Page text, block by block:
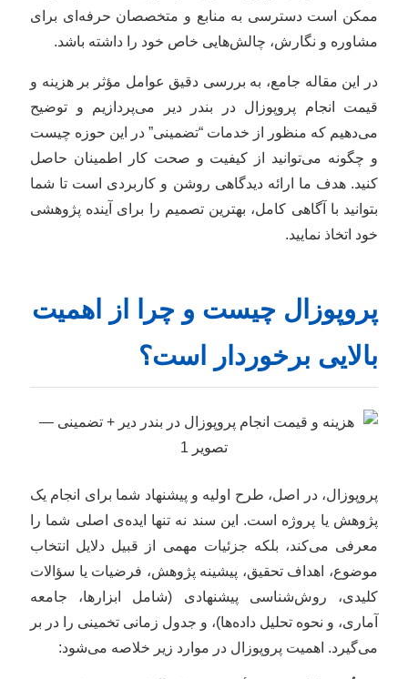
ممکن است دسترسی به منابع و متخصصان حرفه‌ای برای
مشاوره و نگارش، چالش‌هایی خاص خود را داشته باشد.
در این مقاله جامع، به بررسی دقیق عوامل مؤثر بر هزینه و
قیمت انجام پروپوزال در بندر دیر می‌پردازیم و توضیح
می‌دهیم که منظور از خدمات “تضمینی” در این حوزه چیست
و چگونه می‌توانید از کیفیت و صحت کار اطمینان حاصل
کنید. هدف ما ارائه دیدگاهی روشن و کاربردی است تا شما
بتوانید با آگاهی کامل، بهترین تصمیم را برای آینده پژوهشی
خود اتخاذ نمایید.
پروپوزال چیست و چرا از اهمیت
بالایی برخوردار است؟
پروپوزال، در اصل، طرح اولیه و پیشنهاد شما برای انجام یک
پژوهش یا پروژه است. این سند نه تنها ایده‌ی اصلی شما را
معرفی می‌کند، بلکه جزئیات مهمی از قبیل دلایل انتخاب
موضوع، اهداف تحقیق، پیشینه پژوهش، فرضیات یا سؤالات
کلیدی، روش‌شناسی پیشنهادی (شامل ابزارها، جامعه
آماری، و نحوه تحلیل داده‌ها)، و جدول زمانی تخمینی را در بر
می‌گیرد. اهمیت پروپوزال در موارد زیر خلاصه می‌شود: